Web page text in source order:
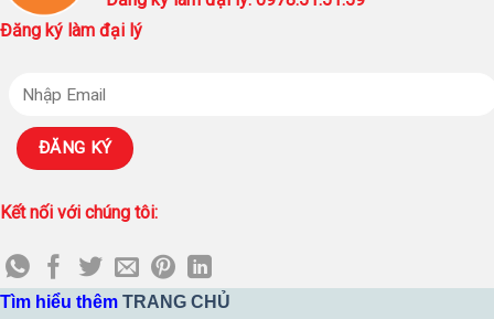
Đăng ký làm đại lý
Kết nối với chúng tôi:
Tìm hiểu thêm TRANG CHỦ